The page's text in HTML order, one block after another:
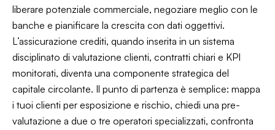
liberare potenziale commerciale, negoziare meglio con le
banche e pianificare la crescita con dati oggettivi.
L’assicurazione crediti, quando inserita in un sistema
disciplinato di valutazione clienti, contratti chiari e KPI
monitorati, diventa una componente strategica del
capitale circolante. Il punto di partenza è semplice: mappa
i tuoi clienti per esposizione e rischio, chiedi una pre-
valutazione a due o tre operatori specializzati, confronta